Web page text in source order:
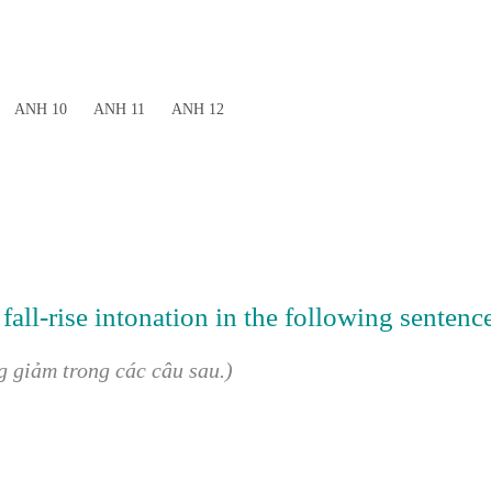
ANH 10 ANH 11 ANH 12
rise intonation in the following
giảm trong các câu sau.)